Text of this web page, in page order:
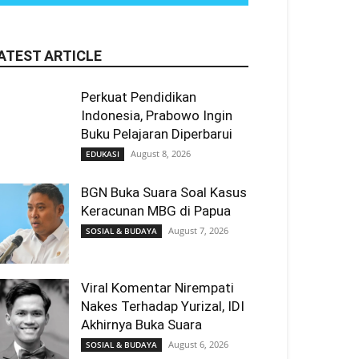
ARTICLE
Perkuat Pendidikan
Indonesia, Prabowo Ingin
Buku Pelajaran Diperbarui
EDUKASI August 8, 2026
BGN Buka Suara Soal Kasus
Keracunan MBG di Papua
SOSIAL & BUDAYA August 7, 2026
Viral Komentar Nirempati
Nakes Terhadap Yurizal, IDI
Akhirnya Buka Suara
SOSIAL & BUDAYA August 6, 2026